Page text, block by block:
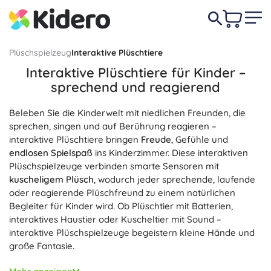
PlüschspielzeugInteraktive Plüschtiere
Interaktive Plüschtiere für Kinder –
sprechend und reagierend
Beleben Sie die Kinderwelt mit niedlichen Freunden, die
sprechen, singen und auf Berührung reagieren –
interaktive Plüschtiere bringen Freude, Gefühle und
endlosen Spielspaß ins Kinderzimmer. Diese interaktiven
Plüschspielzeuge verbinden smarte Sensoren mit
kuscheligem Plüsch, wodurch jeder sprechende, laufende
oder reagierende Plüschfreund zu einem natürlichen
Begleiter für Kinder wird. Ob Plüschtier mit Batterien,
interaktives Haustier oder Kuscheltier mit Sound –
interaktive Plüschspielzeuge begeistern kleine Hände und
große Fantasie.
Berührungs- und Bewegungssensoren sorgen dafür, dass